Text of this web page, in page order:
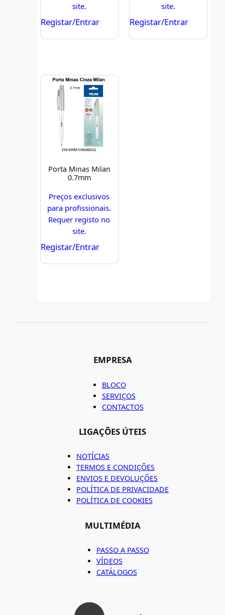
site.
Registar/Entrar
site.
Registar/Entrar
Porta Minas Milan
0.7mm
Preços exclusivos
para profissionais.
Requer registo no
site.
Registar/Entrar
EMPRESA
BLOCO
SERVIÇOS
CONTACTOS
LIGAÇÕES ÚTEIS
NOTÍCIAS
TERMOS E CONDIÇÕES
ENVIOS E DEVOLUÇÕES
POLÍTICA DE PRIVACIDADE
POLÍTICA DE COOKIES
MULTIMÉDIA
PASSO A PASSO
VÍDEOS
CATÁLOGOS